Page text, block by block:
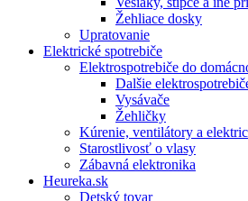
Žehliace dosky
Upratovanie
Elektrické spotrebiče
Elektrospotrebiče do
Dalšie
Vysávače
Žehličky
Kúrenie, ventilátory a
Starostlivosť o vlasy
Zábavná elektronika
Heureka.sk
Detský tovar